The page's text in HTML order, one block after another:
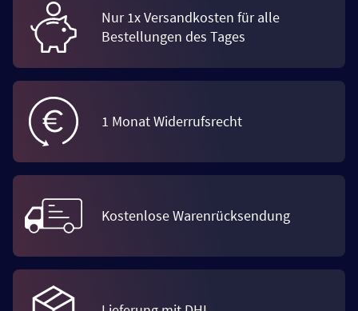
Nur 1x Versandkosten für alle
Bestellungen des Tages
1 Monat Widerrufsrecht
Kostenlose Warenrücksendung